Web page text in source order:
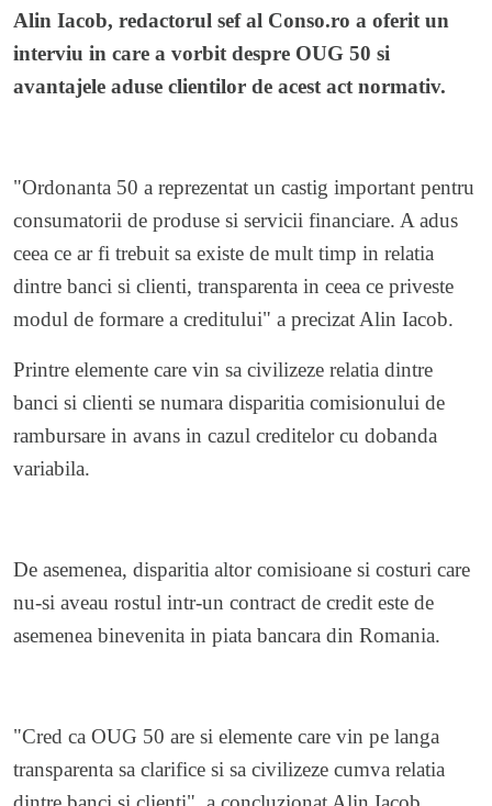
Alin Iacob, redactorul sef al Conso.ro a oferit un
interviu in care a vorbit despre OUG 50 si
avantajele aduse clientilor de acest act normativ.
"Ordonanta 50 a reprezentat un castig important pentru
consumatorii de produse si servicii financiare. A adus
ceea ce ar fi trebuit sa existe de mult timp in relatia
dintre banci si clienti, transparenta in ceea ce priveste
modul de formare a creditului" a precizat Alin Iacob.
Printre elemente care vin sa civilizeze relatia dintre
banci si clienti se numara disparitia comisionului de
rambursare in avans in cazul creditelor cu dobanda
variabila.
De asemenea, disparitia altor comisioane si costuri care
nu-si aveau rostul intr-un contract de credit este de
asemenea binevenita in piata bancara din Romania.
"Cred ca OUG 50 are si elemente care vin pe langa
transparenta sa clarifice si sa civilizeze cumva relatia